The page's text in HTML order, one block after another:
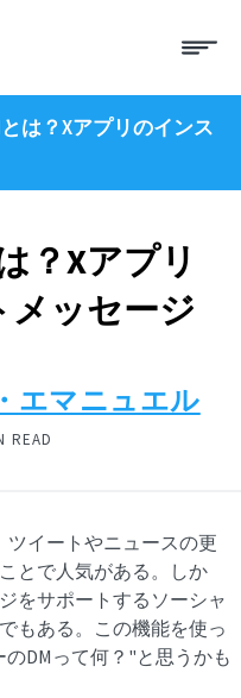
メ
は？Xアプリのインス
？Xアプリ
ッセージ
エマニュエル
READ
ツイートやニュースの更
とで人気がある。しか
をサポートするソーシャ
もある。この機能を使っ
DMって何？"と思うかも